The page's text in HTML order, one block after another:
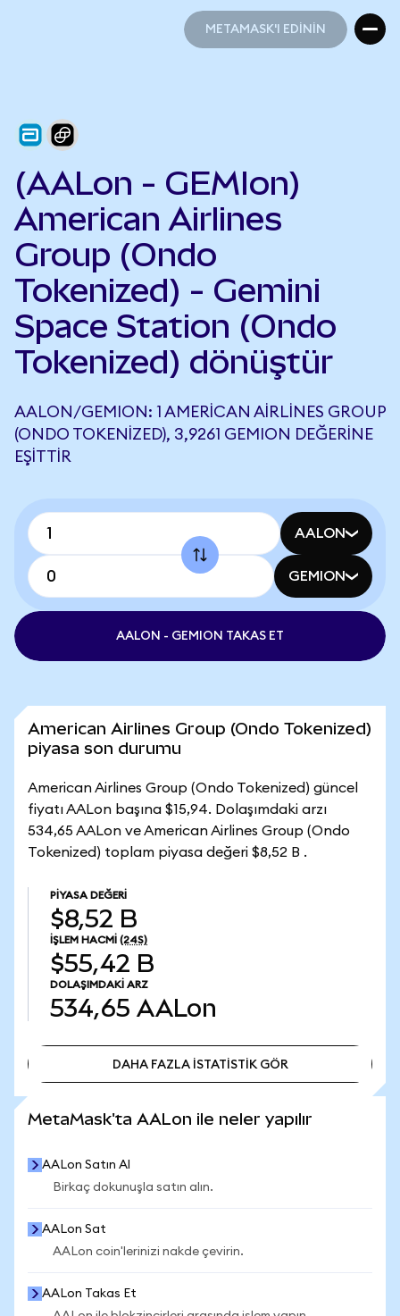
METAMASK'I EDİNİN
(AALon - GEMIon)
American Airlines
Group (Ondo
Tokenized) - Gemini
Space Station (Ondo
Tokenized) dönüştür
AALON/GEMION: 1 AMERICAN AIRLINES GROUP
(ONDO TOKENIZED), 3,9261 GEMION DEĞERINE
EŞITTIR
AALON
GEMION
AALON - GEMION TAKAS ET
American Airlines Group (Ondo Tokenized)
piyasa son durumu
American Airlines Group (Ondo Tokenized) güncel
fiyatı AALon başına $15,94. Dolaşımdaki arzı
534,65 AALon ve American Airlines Group (Ondo
Tokenized) toplam piyasa değeri $8,52 B .
PIYASA DEĞERI
$8,52 B
İŞLEM HACMI (24S)
$55,42 B
DOLAŞIMDAKI ARZ
534,65 AALon
DAHA FAZLA İSTATİSTİK GÖR
MetaMask'ta AALon ile neler yapılır
AALon Satın Al
Birkaç dokunuşla satın alın.
AALon Sat
AALon coin'lerinizi nakde çevirin.
AALon Takas Et